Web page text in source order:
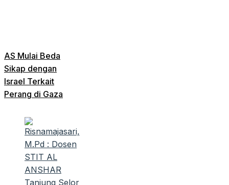
AS Mulai Beda
Sikap dengan
Israel Terkait
Perang di Gaza